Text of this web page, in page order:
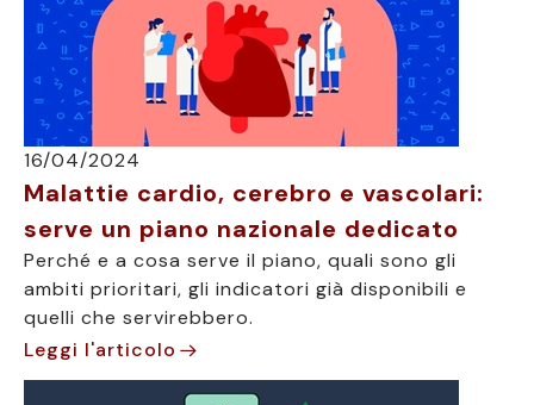
16/04/2024
Malattie cardio, cerebro e vascolari:
serve un piano nazionale dedicato
Perché e a cosa serve il piano, quali sono gli
ambiti prioritari, gli indicatori già disponibili e
quelli che servirebbero.
Leggi l'articolo